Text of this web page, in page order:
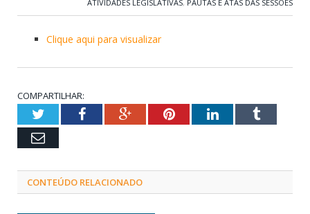
ATIVIDADES LEGISLATIVAS, PAUTAS E ATAS DAS SESSÕES
Clique aqui para visualizar
COMPARTILHAR:
TwitterFacebookGoogle+PinterestLinkedInTumblr
Email
CONTEÚDO RELACIONADO